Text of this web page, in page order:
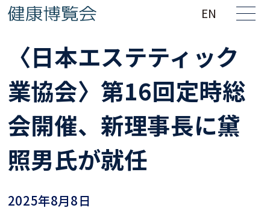
EN
〈日本エステティック
業協会〉第16回定時総
会開催、新理事長に黛
照男氏が就任
2025年8月8日